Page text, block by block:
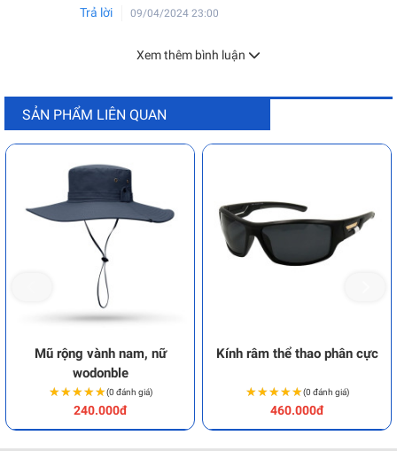
Trả lời 09/04/2024 23:00
Xem thêm bình luận
SẢN PHẨM LIÊN QUAN
Mũ rộng vành nam, nữ
wodonble
★★★★★
★★★★★(0 đánh giá)
240.000đ
Kính râm thể thao phân cực
★★★★★
★★★★★(0 đánh giá)
460.000đ